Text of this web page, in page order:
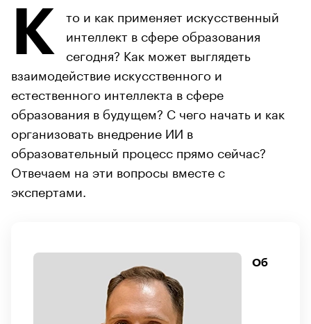
К
то и как применяет искусственный
интеллект в сфере образования
сегодня? Как может выглядеть
взаимодействие искусственного и
естественного интеллекта в сфере
образования в будущем? С чего начать и как
организовать внедрение ИИ в
образовательный процесс прямо сейчас?
Отвечаем на эти вопросы вместе с
экспертами.
Об